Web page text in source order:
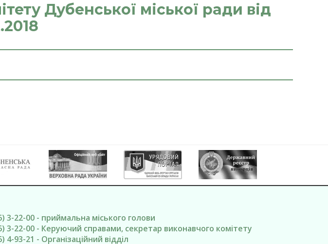
Дубенської міської ради від
3-22-00 - приймальна міського голови
3-22-00 - Керуючий справами, секретар виконавчого комітету
4-93-21 - Організаційний відділ